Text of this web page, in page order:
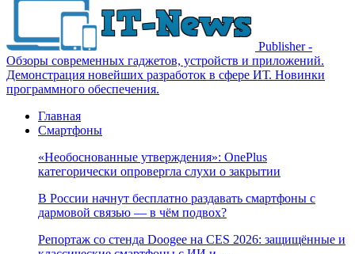
Publisher -
Обзоры современных гаджетов, устройств и приложений.
Демонстрация новейших разработок в сфере ИТ. Новинки
программного обеспечения.
Главная
Смартфоны
«Необоснованные утверждения»: OnePlus
категорически опровергла слухи о закрытии
В России начнут бесплатно раздавать смартфоны с
дармовой связью — в чём подвох?
Репортаж со стенда Doogee на CES 2026: защищённые и